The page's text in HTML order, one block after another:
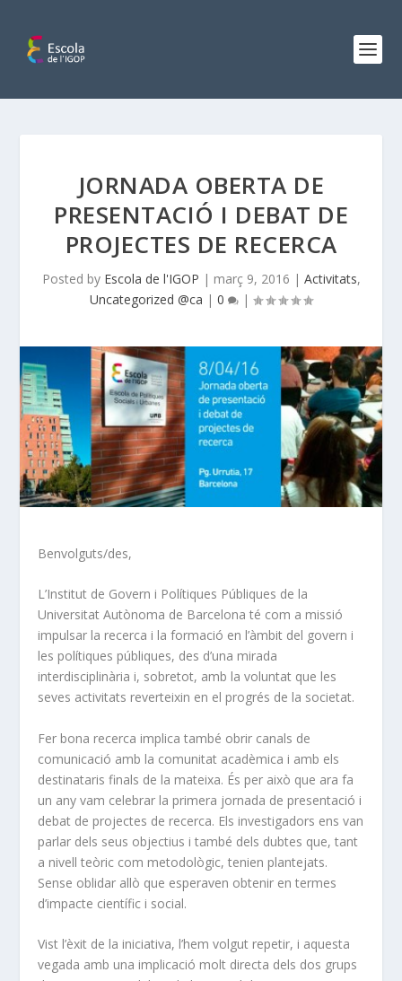
JORNADA OBERTA DE
PRESENTACIÓ I DEBAT DE
PROJECTES DE RECERCA
Posted by Escola de l'IGOP | març 9, 2016 | Activitats,
Uncategorized @ca | 0 |
Benvolguts/des,
L’Institut de Govern i Polítiques Públiques de la
Universitat Autònoma de Barcelona té com a missió
impulsar la recerca i la formació en l’àmbit del govern i
les polítiques públiques, des d’una mirada
interdisciplinària i, sobretot, amb la voluntat que les
seves activitats reverteixin en el progrés de la societat.
Fer bona recerca implica també obrir canals de
comunicació amb la comunitat acadèmica i amb els
destinataris finals de la mateixa. És per això que ara fa
un any vam celebrar la primera jornada de presentació i
debat de projectes de recerca. Els investigadors ens van
parlar dels seus objectius i també dels dubtes que, tant
a nivell teòric com metodològic, tenien plantejats.
Sense oblidar allò que esperaven obtenir en termes
d’impacte científic i social.
Vist l’èxit de la iniciativa, l’hem volgut repetir, i aquesta
vegada amb una implicació molt directa dels dos grups